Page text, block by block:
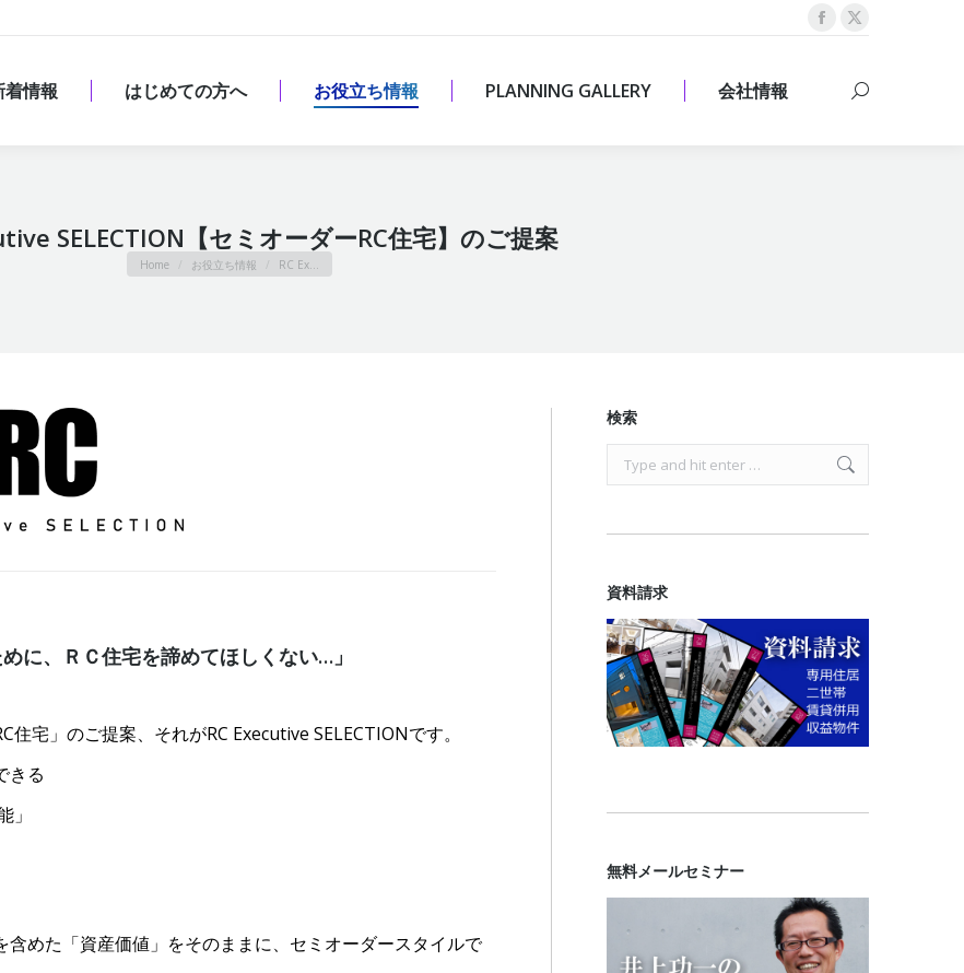
Facebook
opens
X
opens
着情報 はじめての方へ お役立ち情報 PLANNING GALLERY 会社情報 Search:
SELECTION【セミオーダーRC住宅】のご提案
You are here:
Home お役立ち情報 RC Ex…
に、ＲＣ住宅を諦めてほしくない…」
宅」のご提案、それがRC Executive SELECTIONです。
きる
」
めた「資産価値」をそのままに、セミオーダースタイルで
検索
Search:
資料請求
無料メールセミナー
着情報 はじめての方へ お役立ち情報 PLANNING GALLERY 会社情報 Search: